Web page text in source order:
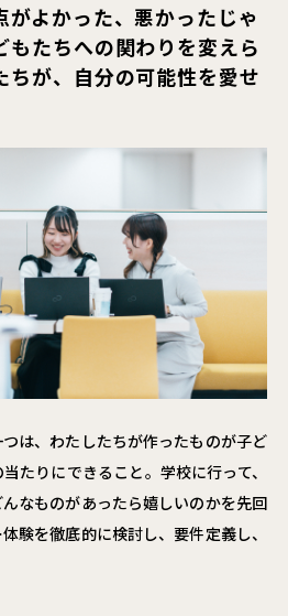
がよかった、悪かったじゃ
もたちへの関わりを変えら
ちが、自分の可能性を愛せ
は、わたしたちが作ったものが子ど
たりにできること。学校に行って、
なものがあったら嬉しいのかを先回
験を徹底的に検討し、要件定義し、